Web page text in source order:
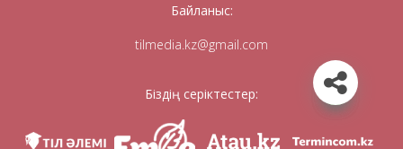
Байланыс:
tilmedia.kz@gmail.com
Біздің серіктестер: